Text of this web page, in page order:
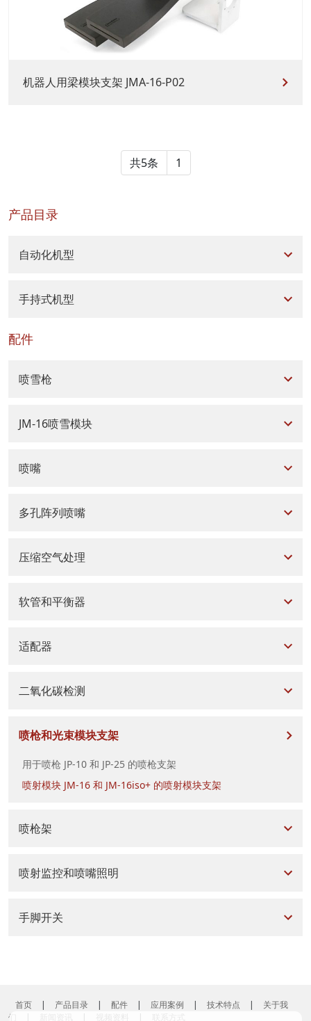
机器人用梁模块支架 JMA-16-P02
共5条 1
产品目录
自动化机型
手持式机型
配件
喷雪枪
JM-16喷雪模块
喷嘴
多孔阵列喷嘴
压缩空气处理
软管和平衡器
适配器
二氧化碳检测
喷枪和光束模块支架
用于喷枪 JP-10 和 JP-25 的喷枪支架
喷射模块 JM-16 和 JM-16iso+ 的喷射模块支架
喷枪架
喷射监控和喷嘴照明
手脚开关
首页 | 产品目录 | 配件 | 应用案例 | 技术特点 |
关于我
们
| | |